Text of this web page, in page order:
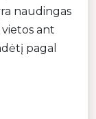
naudingas
ant
pagal